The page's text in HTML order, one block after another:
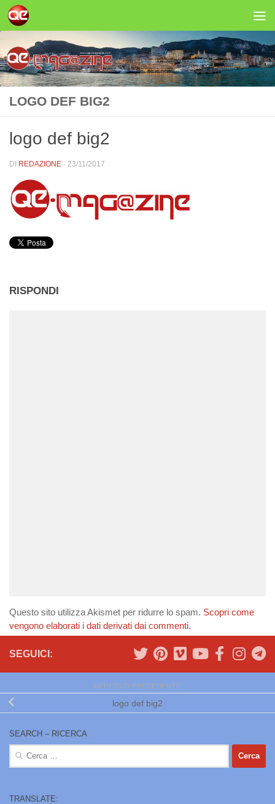
Salta al contenuto
LOGO DEF BIG2
logo def big2
DI REDAZIONE · 23/11/2017
RISPONDI
Questo sito utilizza Akismet per ridurre lo spam. Scopri come
vengono elaborati i dati derivati dai commenti.
SEGUICI:
ARTICOLO PRECEDENTE
logo def big2
SEARCH – RICERCA
Ricerca
TRANSLATE: